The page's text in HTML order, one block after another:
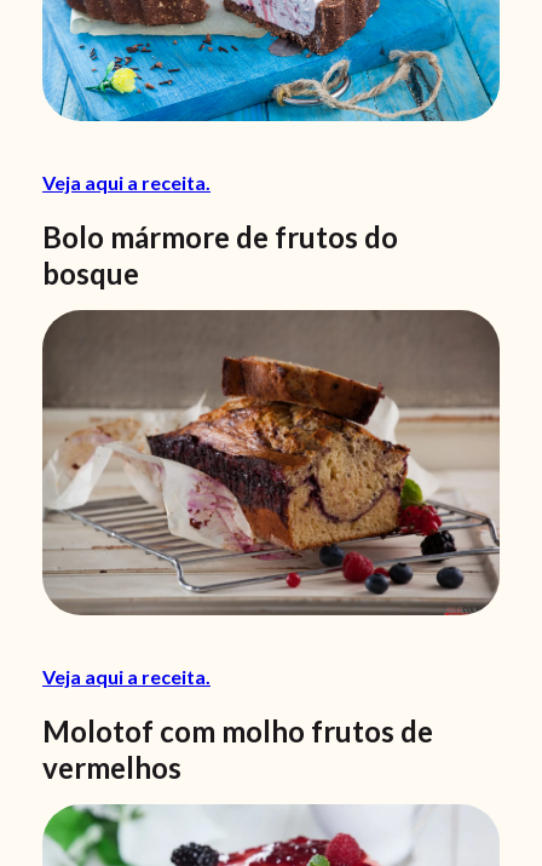
Veja aqui a receita.
Bolo mármore de frutos do
bosque
Veja aqui a receita.
Molotof com molho frutos de
vermelhos